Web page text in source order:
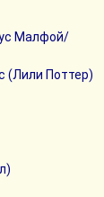
Малфой/
(Лили Поттер)